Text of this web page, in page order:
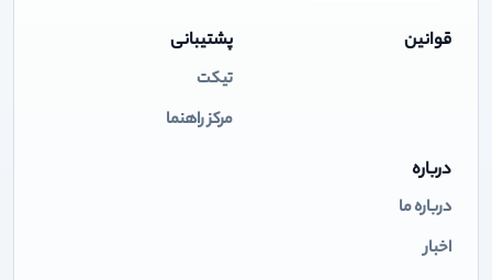
قوانین پشتیبانی
تیکت
مرکز راهنما
درباره
درباره ما
اخبار